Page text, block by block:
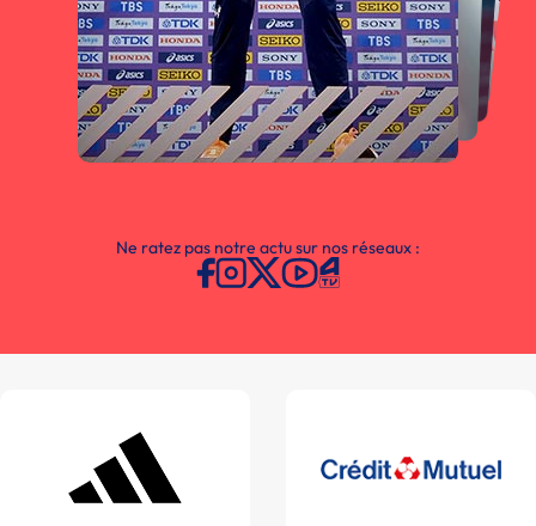
Ne ratez pas notre actu sur nos réseaux :